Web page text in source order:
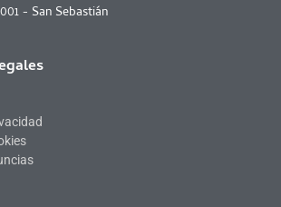
- San Sebastián